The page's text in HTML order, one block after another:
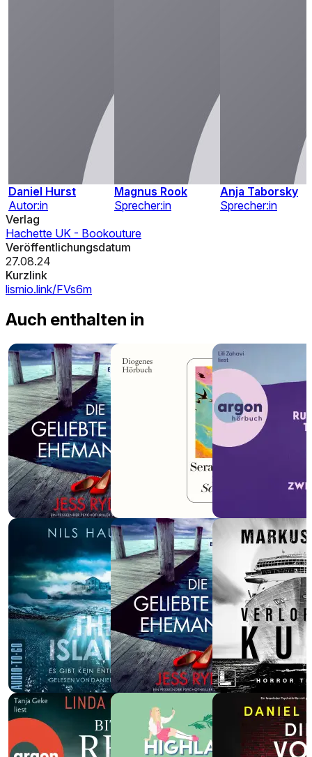
Daniel Hurst
Autor:in
Magnus Rook
Sprecher:in
Anja Taborsky
Sprecher:in
Verlag
Hachette UK - Bookouture
Veröffentlichungsdatum
27.08.24
Kurzlink
lismio.link/FVs6m
Auch enthalten in